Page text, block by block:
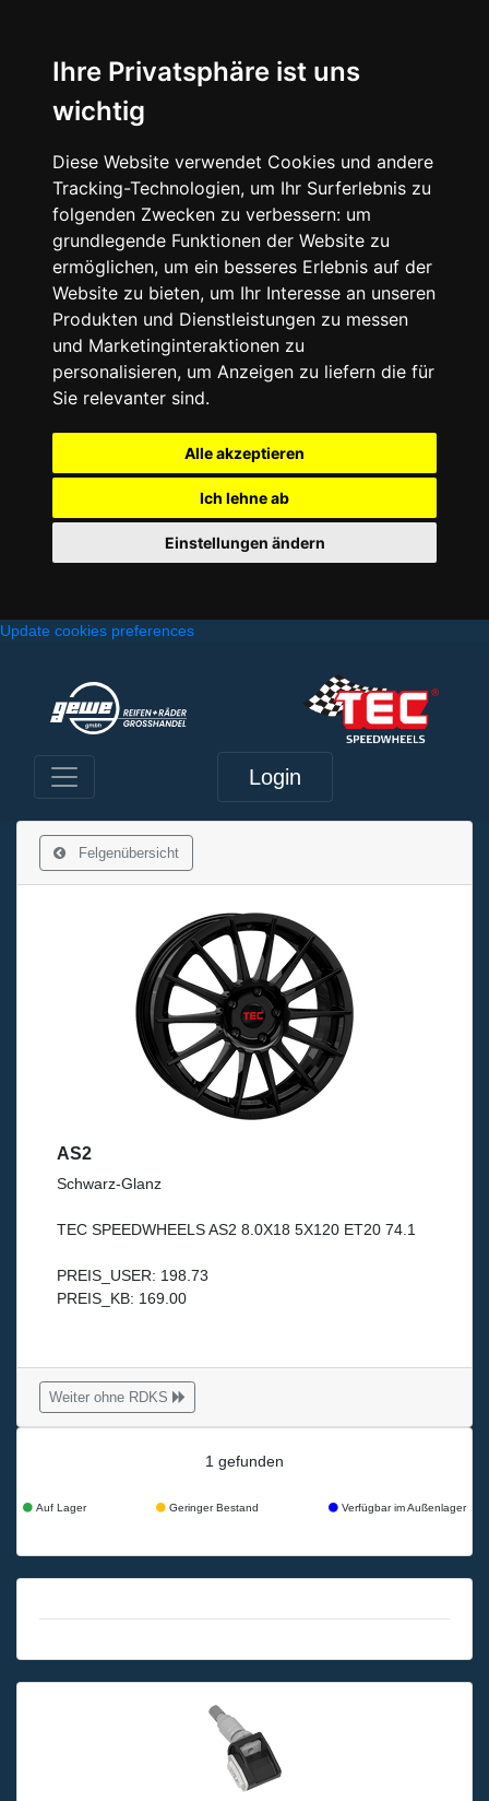
Ihre Privatsphäre ist uns
wichtig
Diese Website verwendet Cookies und andere
Tracking-Technologien, um Ihr Surferlebnis zu
folgenden Zwecken zu verbessern: um
grundlegende Funktionen der Website zu
ermöglichen, um ein besseres Erlebnis auf der
Website zu bieten, um Ihr Interesse an unseren
Produkten und Dienstleistungen zu messen
und Marketinginteraktionen zu
personalisieren, um Anzeigen zu liefern die für
Sie relevanter sind.
Alle akzeptieren
Ich lehne ab
Einstellungen ändern
Update cookies preferences
Login
Felgenübersicht
AS2
Schwarz-Glanz
TEC SPEEDWHEELS AS2 8.0X18 5X120 ET20 74.1
PREIS_USER: 198.73
PREIS_KB: 169.00
Weiter ohne RDKS
1 gefunden
Auf Lager Geringer Bestand Verfügbar im Außenlager